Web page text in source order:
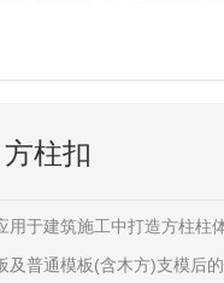
方柱扣
于建筑施工中打造方柱柱
及普通模板(含木方)支模后